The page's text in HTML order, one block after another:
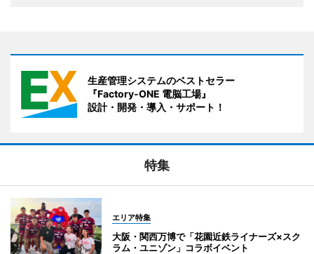
生産管理システムのベストセラー
『Factory-ONE 電脳工場』
設計・開発・導入・サポート！
特集
エリア特集
大阪・関西万博で「花園近鉄ライナーズ×スク
ラム・ユニゾン」コラボイベント